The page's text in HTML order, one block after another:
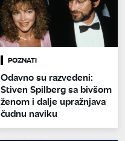
POZNATI
Odavno su razvedeni:
Stiven Spilberg sa bivšom
ženom i dalje upražnjava
čudnu naviku